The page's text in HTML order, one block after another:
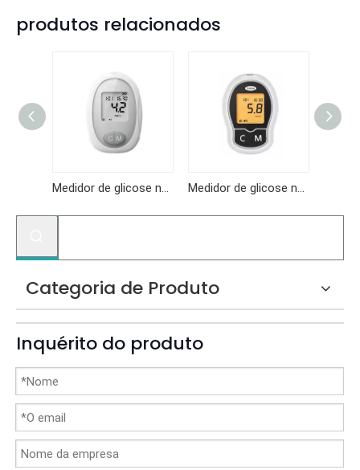
produtos relacionados
Medidor de glicose no sangue KF-B10 Medidor de glicose no sangue KF-A04
Categoria de Produto
Inquérito do produto